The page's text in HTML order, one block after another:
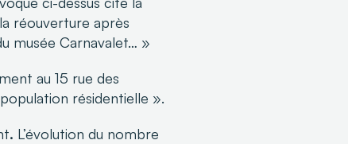
réouverture après
musée Carnavalet… »
au 15 rue des
résidentielle ».
. L’évolution du nombre